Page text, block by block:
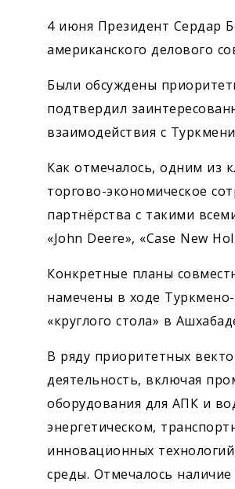
4 июня Президент Сердар
американского делового
Были обсуждены
подтвердил
взаимодействия с
Как отмечалось, одним из
торгово-экономическое
партнёрства с такими
«John Deere», «Case New
Конкретные планы
намечены в ходе
«круглого стола» в
В ряду приоритетных
деятельность, включая
оборудования для АПК и
энергетическом,
инновационных
среды. Отмечалось